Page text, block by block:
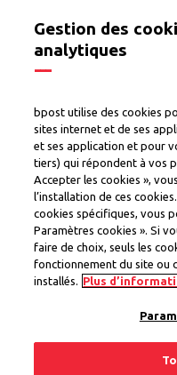
White
Rendez vos
colis dans nos
Distributeurs de Colis,
à la porte. Découvrez
dans notre
[[gender_male]]
Gestion des
analytiques
bpost utilise des cookies
sites internet et de ses
et ses application et pour
tiers) qui répondent à vos
Accepter les cookies »,
l’installation de ces
cookies spécifiques, vous
Paramètres cookies ». Si
faire de choix, seuls les
fonctionnement du site ou
installés. Plus